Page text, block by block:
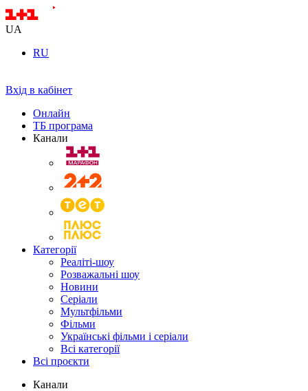
UA
RU
Вхід в кабінет
Онлайн
ТБ програма
Канали
Категорії
Реаліті-шоу
Розважальні шоу
Новини
Серіали
Мультфільми
Фільми
Українські фільми і серіали
Всі категорії
Всі проєкти
Канали